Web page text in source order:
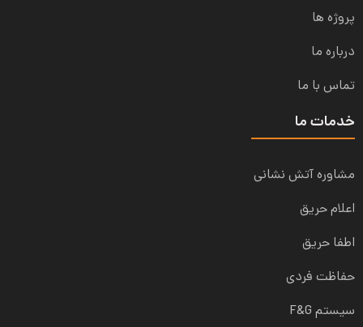
پروژه ها
درباره ما
تماس با ما
خدمات ما
مشاوره آتش نشانی
اعلام حریق
اطفا حریق
حفاظت فردی
سیستم F&G